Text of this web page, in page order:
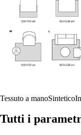
Tessuto a manoSintetico
Tutti i